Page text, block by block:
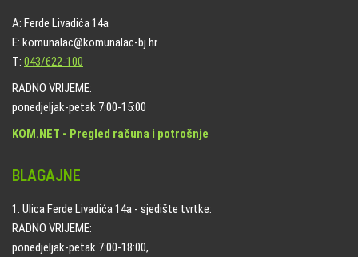
A: Ferde Livadića 14a
E: komunalac@komunalac-bj.hr
T: 043/622-100
RADNO VRIJEME:
ponedjeljak-petak 7:00-15:00
KOM.NET - Pregled računa i potrošnje
BLAGAJNE
1. Ulica Ferde Livadića 14a - sjedište tvrtke:
RADNO VRIJEME:
ponedjeljak-petak 7:00-18:00,